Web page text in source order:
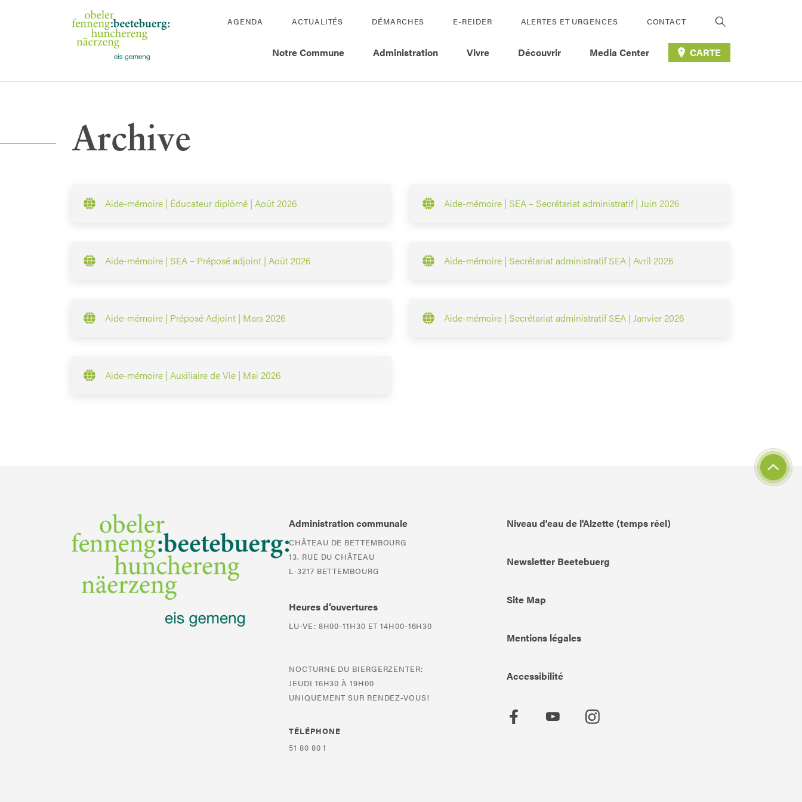
AGENDA ACTUALITÉS DÉMARCHES E-REIDER ALERTES ET URGENCES CONTACT
Notre Commune Administration Vivre Découvrir Media Center CARTE
Archive
Aide-mémoire | Éducateur diplômé | Août 2026 Aide-mémoire | SEA – Secrétariat administratif | Juin 2026
Aide-mémoire | SEA – Préposé adjoint | Août 2026 Aide-mémoire | Secrétariat administratif SEA | Avril 2026
Aide-mémoire | Préposé Adjoint | Mars 2026 Aide-mémoire | Secrétariat administratif SEA | Janvier 2026
Aide-mémoire | Auxiliaire de Vie | Mai 2026
Administration communale
CHÂTEAU DE BETTEMBOURG
13, RUE DU CHÂTEAU
L-3217 BETTEMBOURG
Heures d’ouvertures
LU-VE: 8H00-11H30 ET 14H00-16H30
NOCTURNE DU BIERGERZENTER:
JEUDI 16H30 À 19H00
UNIQUEMENT SUR RENDEZ-VOUS!
TÉLÉPHONE
51 80 80 1
Niveau d'eau de l'Alzette (temps réel)
Newsletter Beetebuerg
Site Map
Mentions légales
Accessibilité